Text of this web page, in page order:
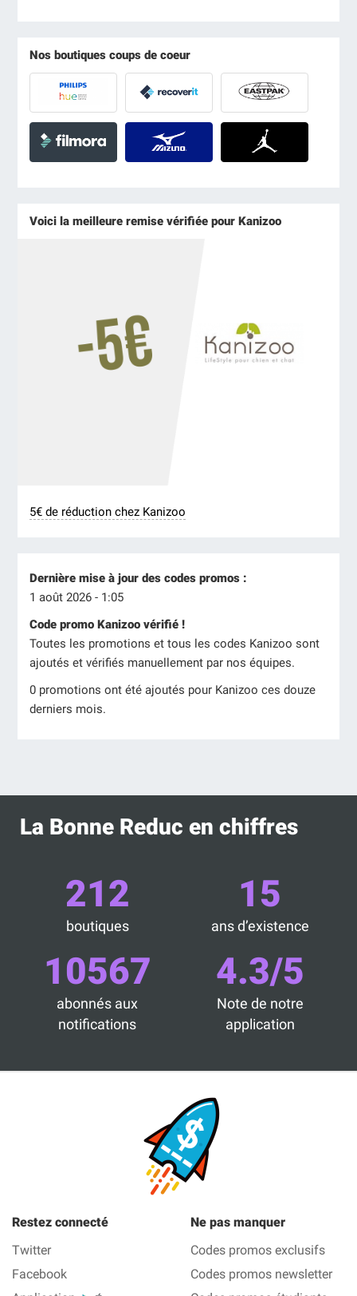
Nos boutiques coups de coeur
Voici la meilleure remise vérifiée pour Kanizoo
5€ de réduction chez Kanizoo
Dernière mise à jour des codes promos :
1 août 2026 - 1:05
Code promo Kanizoo vérifié !
Toutes les promotions et tous les codes Kanizoo sont
ajoutés et vérifiés manuellement par nos équipes.
0 promotions ont été ajoutés pour Kanizoo ces douze
derniers mois.
La Bonne Reduc en chiffres
212
boutiques
15
ans d’existence
10567
abonnés aux
notifications
4.3/5
Note de notre
application
Restez connecté
Twitter
Facebook
Ne pas manquer
Codes promos exclusifs
Codes promos newsletter